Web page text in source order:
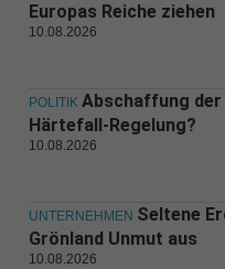
Europas Reiche ziehen
10.08.2026
POLITIK Abschaffung der
Härtefall-Regelung?
10.08.2026
UNTERNEHMEN Seltene
Grönland Unmut aus
10.08.2026